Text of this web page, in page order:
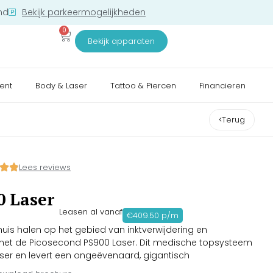
Bekijk parkeermogelijkheden
0
Bekijk apparaten
Body & Laser Tattoo & Piercen Financieren
Terug
Lees reviews
Laser
Leasen al vanaf €409.50 p/m
halen op het gebied van inktverwijdering en
de Picosecond PS900 Laser. Dit medische topsysteem
en levert een ongeëvenaard, gigantisch
GW (Gigawatt). Dankzij de ultrakorte pulsen van exact